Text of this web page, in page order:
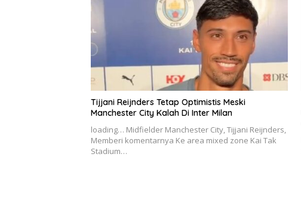
Tijjani Reijnders Tetap Optimistis Meski
Manchester City Kalah Di Inter Milan
loading… Midfielder Manchester City, Tijjani Reijnders,
Memberi komentarnya Ke area mixed zone Kai Tak
Stadium…